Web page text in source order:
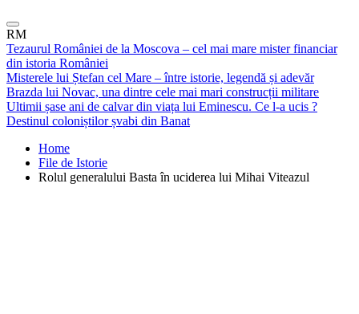
RM
Tezaurul României de la Moscova – cel mai mare mister financiar
din istoria României
Misterele lui Ștefan cel Mare – între istorie, legendă și adevăr
Brazda lui Novac, una dintre cele mai mari construcții militare
Ultimii șase ani de calvar din viața lui Eminescu. Ce l-a ucis ?
Destinul coloniștilor șvabi din Banat
Home
File de Istorie
Rolul generalului Basta în uciderea lui Mihai Viteazul